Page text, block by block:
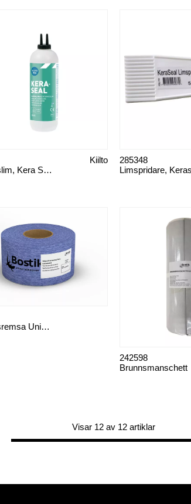
Tätningslim, Kera Seal
Kiilto 285348
Tätskiksremsa Universal
Brunnsmanschett
242598
Visar 12 av 12 artiklar